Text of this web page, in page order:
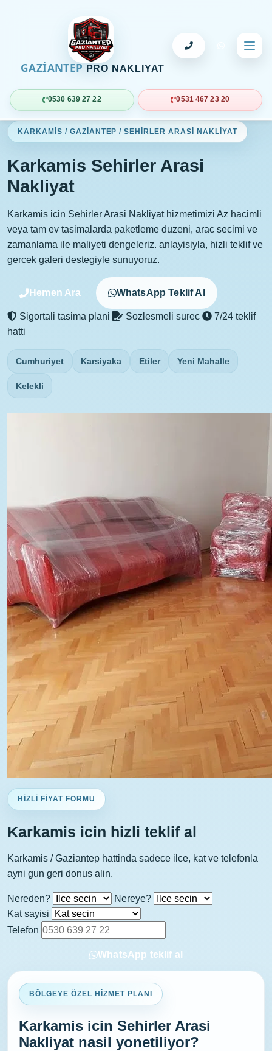
GAZİANTEP PRO NAKLIYAT
0530 639 27 22 0531 467 23 20
KARKAMIS / GAZIANTEP / SEHIRLER ARASI NAKLIYAT
Karkamis Sehirler Arasi
Nakliyat
Karkamis icin Sehirler Arasi Nakliyat hizmetimizi Az hacimli
veya tam ev tasimalarda paketleme duzeni, arac secimi ve
zamanlama ile maliyeti dengeleriz. anlayisiyla, hizli teklif ve
gercek galeri destegiyle sunuyoruz.
Hemen Ara WhatsApp Teklif Al
Sigortali tasima plani Sozlesmeli surec
7/24 teklif
hatti
Cumhuriyet Karsiyaka Etiler Yeni Mahalle
Kelekli
HIZLI FIYAT FORMU
Karkamis icin hizli teklif al
Karkamis / Gaziantep hattinda sadece ilce, kat ve telefonla
ayni gun geri donus alin.
Nereden?
Nereye?
Kat sayisi
Telefon
WhatsApp teklif al
BÖLGEYE ÖZEL HIZMET PLANI
Karkamis icin Sehirler Arasi
Nakliyat nasil yonetiliyor?